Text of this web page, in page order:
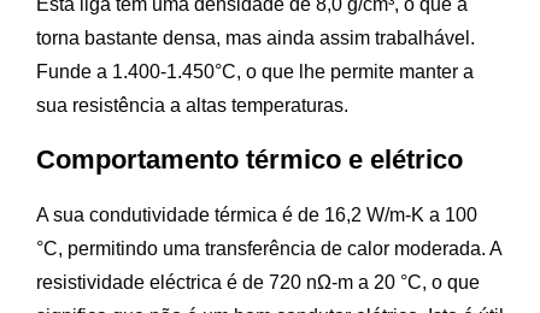
torna bastante densa, mas ainda assim trabalhável.
Funde a 1.400-1.450°C, o que lhe permite manter a
sua resistência a altas temperaturas.
Comportamento térmico e elétrico
A sua condutividade térmica é de 16,2 W/m-K a 100
°C, permitindo uma transferência de calor moderada. A
resistividade eléctrica é de 720 nΩ-m a 20 °C, o que